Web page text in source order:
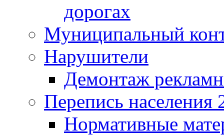
дорогах
Муниципальный
Нарушители
Демонтаж
Перепись населения
Нормативные